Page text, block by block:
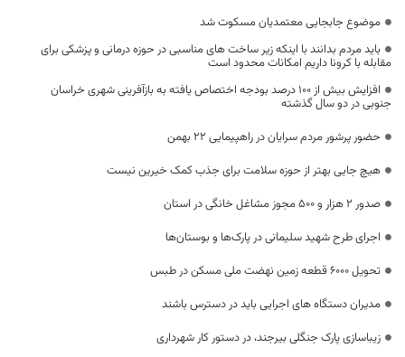
موضوع جابجایی معتمدیان مسکوت شد
باید مردم بدانند با اینکه زیر ساخت های مناسبی در حوزه درمانی و پزشکی برای
مقابله با کرونا داریم امکانات محدود است
افزایش بیش از ۱۰۰ درصد بودجه اختصاص یافته به بازآفرینی شهری خراسان
جنوبی در دو سال گذشته
حضور پرشور مردم سرایان در راهپیمایی ۲۲ بهمن
هیچ جایی بهتر از حوزه سلامت برای جذب کمک خیرین نیست
صدور ۲ هزار و ۵۰۰ مجوز مشاغل خانگی در استان
اجرای طرح شهید سلیمانی در پارک‌ها و بوستان‌ها
تحویل ۶۰۰۰ قطعه زمین نهضت ملی مسکن در طبس
مدیران دستگاه های اجرایی باید در دسترس باشند
زیباسازی پارک جنگلی بیرجند، در دستور کار شهرداری